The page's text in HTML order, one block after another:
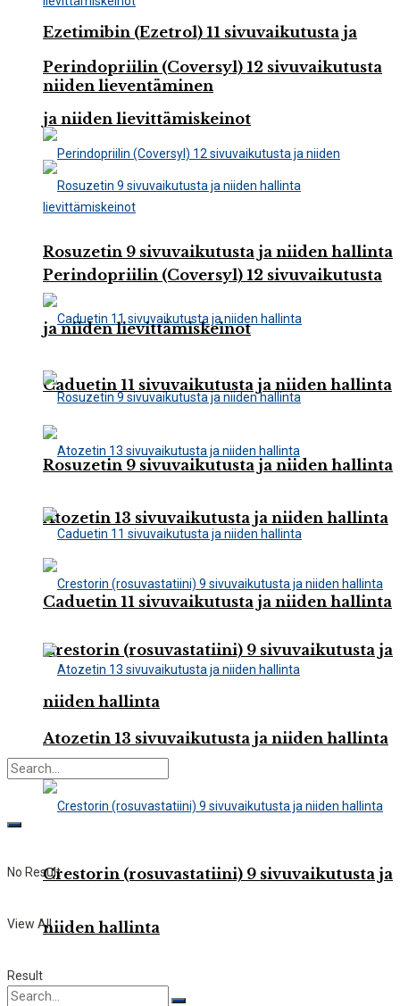
Perindopriilin (Coversyl) 12 sivuvaikutusta
ja niiden lievittämiskeinot
Rosuzetin 9 sivuvaikutusta ja niiden hallinta
Caduetin 11 sivuvaikutusta ja niiden hallinta
Atozetin 13 sivuvaikutusta ja niiden hallinta
Crestorin (rosuvastatiini) 9 sivuvaikutusta ja
niiden hallinta
No Result
View All
Result
Ezetimibin (Ezetrol) 11 sivuvaikutusta ja
niiden lieventäminen
Perindopriilin (Coversyl) 12 sivuvaikutusta
ja niiden lievittämiskeinot
Rosuzetin 9 sivuvaikutusta ja niiden hallinta
Caduetin 11 sivuvaikutusta ja niiden hallinta
Atozetin 13 sivuvaikutusta ja niiden hallinta
Crestorin (rosuvastatiini) 9 sivuvaikutusta ja
niiden hallinta